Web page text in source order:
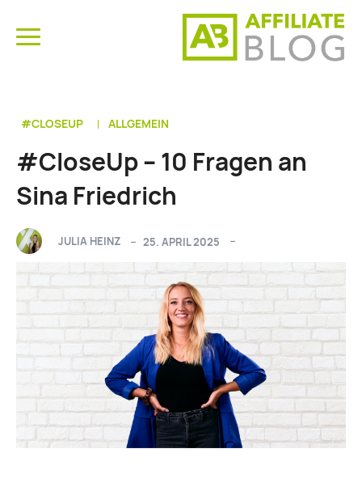
#CLOSEUP ALLGEMEIN
#CloseUp – 10 Fragen an
Sina Friedrich
JULIA HEINZ 25. APRIL 2025